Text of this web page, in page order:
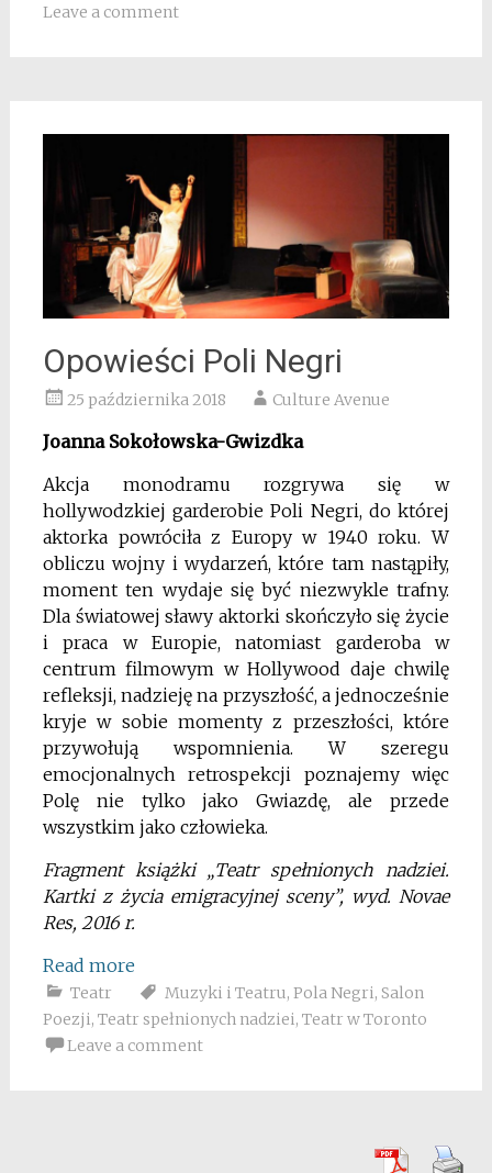
Leave a comment
Opowieści Poli Negri
25 października 2018 Culture Avenue
Joanna Sokołowska-Gwizdka
Akcja monodramu rozgrywa się w
hollywodzkiej garderobie Poli Negri, do której
aktorka powróciła z Europy w 1940 roku. W
obliczu wojny i wydarzeń, które tam nastąpiły,
moment ten wydaje się być niezwykle trafny.
Dla światowej sławy aktorki skończyło się życie
i praca w Europie, natomiast garderoba w
centrum filmowym w Hollywood daje chwilę
refleksji, nadzieję na przyszłość, a jednocześnie
kryje w sobie momenty z przeszłości, które
przywołują wspomnienia. W szeregu
emocjonalnych retrospekcji poznajemy więc
Polę nie tylko jako Gwiazdę, ale przede
wszystkim jako człowieka.
Fragment książki „Teatr spełnionych nadziei.
Kartki z życia emigracyjnej sceny”, wyd. Novae
Res, 2016 r.
Read more
Teatr Muzyki i Teatru, Pola Negri, Salon
Poezji, Teatr spełnionych nadziei, Teatr w Toronto
Leave a comment